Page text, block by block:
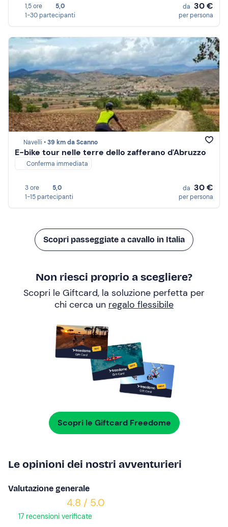
1,5 ore
5,0
1-30 partecipanti
da 30 €
per persona
Navelli •39 km da Scanno
E-bike tour nelle terre dello zafferano d'Abruzzo
Conferma immediata
3 ore
5,0
1-15 partecipanti
da 30 €
per persona
Scopri passeggiate a cavallo in Italia
Non riesci proprio a scegliere?
Scopri le Giftcard, la soluzione perfetta per
chi cerca un regalo flessibile
Scopri le Giftcard Freedome
Le opinioni dei nostri avventurieri
Valutazione generale
4.8 / 5.0
17 recensioni verificate